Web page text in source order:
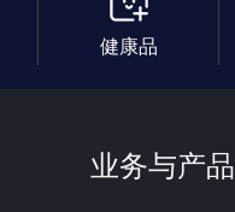
健康品
业务与产品